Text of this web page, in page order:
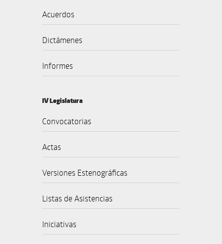
Acuerdos
Dictámenes
Informes
IV Legislatura
Convocatorias
Actas
Versiones Estenográficas
Listas de Asistencias
Iniciativas